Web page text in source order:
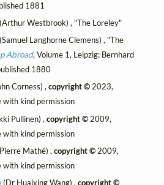
1881
Westbrook) , "The Loreley"
Langhorne Clemens) , "The
Abroad, Volume 1, Leipzig: Bernhard
1880
Corness) ,copyright ©2023,
kind permission
Pullinen) ,copyright © 2009,
kind permission
Mathé) ,copyright © 2009,
kind permission
(Dr Huaixing Wang) ,copyright ©